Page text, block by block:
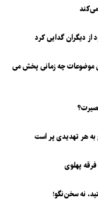
از دیگران گدایی کرد
موضوعات چه زمانی پخش می
به هر تهدیدی پر است
پهلوی
نه سخن‌نگو!